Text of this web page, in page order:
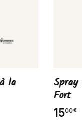
la
Fort
1500€